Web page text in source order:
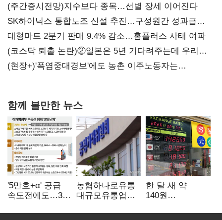
(주간증시전망)지수보다 종목…선별 장세 이어진다
SK하이닉스 통합노조 신설 추진…구성원간 성과급
불만 확산
대형마트 2분기 판매 9.4% 감소…홈플러스 사태 여파
(코스닥 퇴출 논란)②일본은 5년 기다려주는데 우리는
당장 퇴출?…시간만으론 부족한 코스닥 구하기
(현장+)'폭염중대경보'에도 농촌 이주노동자는
함께 볼만한 뉴스
'5만호+α' 공급
속도전에도…3대
농협하나로유통
대규모유통업법
공정위, 과징금
한 달 새 약
140원
엔저'에 원화